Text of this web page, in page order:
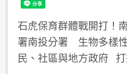
石虎保育群體戰開打！
署南投分署 生物多樣
民、社區與地方政府